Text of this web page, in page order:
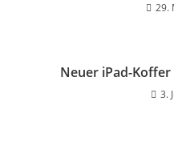
29.
Neuer iPad-
3.